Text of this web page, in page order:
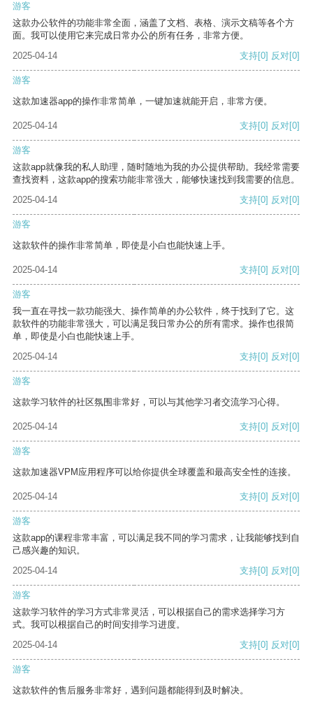
游客
这款办公软件的功能非常全面，涵盖了文档、表格、演示文稿等各个方
面。我可以使用它来完成日常办公的所有任务，非常方便。
2025-04-14
支持[0] 反对[0]
游客
这款加速器app的操作非常简单，一键加速就能开启，非常方便。
2025-04-14 支持[0] 反对[0]
游客
这款app就像我的私人助理，随时随地为我的办公提供帮助。我经常需要
查找资料，这款app的搜索功能非常强大，能够快速找到我需要的信息。
2025-04-14
支持[0] 反对[0]
游客
这款软件的操作非常简单，即使是小白也能快速上手。
2025-04-14 支持[0] 反对[0]
游客
我一直在寻找一款功能强大、操作简单的办公软件，终于找到了它。这
款软件的功能非常强大，可以满足我日常办公的所有需求。操作也很简
单，即使是小白也能快速上手。
2025-04-14
支持[0] 反对[0]
游客
这款学习软件的社区氛围非常好，可以与其他学习者交流学习心得。
2025-04-14 支持[0] 反对[0]
游客
这款加速器VPM应用程序可以给你提供全球覆盖和最高安全性的连接。
2025-04-14 支持[0] 反对[0]
游客
这款app的课程非常丰富，可以满足我不同的学习需求，让我能够找到自
己感兴趣的知识。
2025-04-14
支持[0] 反对[0]
游客
这款学习软件的学习方式非常灵活，可以根据自己的需求选择学习方
式。我可以根据自己的时间安排学习进度。
2025-04-14
支持[0] 反对[0]
游客
这款软件的售后服务非常好，遇到问题都能得到及时解决。